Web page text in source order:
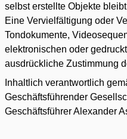
selbst erstellte Objekte
Eine Vervielfältigung oder
Tondokumente,
elektronischen oder
ausdrückliche Zustimmung
Inhaltlich verantwortlich
Geschäftsführender
Geschäftsführer Alexander